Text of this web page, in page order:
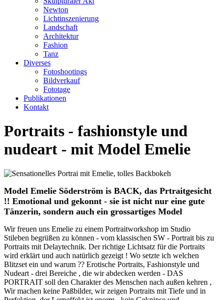
Newton
Lichtinszenierung
Landschaft
Architektur
Fashion
Tanz
Diverses
Fotoshootings
Bildverkauf
Fototage
Publikationen
Kontakt
Portraits - fashionstyle und
nudeart - mit Model Emelie
Model Emelie Söderström is BACK, das Prtraitgesicht
!! Emotional und gekonnt - sie ist nicht nur eine gute
Tänzerin, sondern auch ein grossartiges Model
Wir freuen uns Emelie zu einem Portraitworkshop im Studio
Stileben begrüßen zu können - vom klassischen SW - Portrait bis zu
Portraits mit Delaytechnik. Der richtige Lichtsatz für die Portraits
wird erklärt und auch natürlich gezeigt ! Wo setzte ich welchen
Blitzset ein und warum ?? Erotische Portraits, Fashionstyle und
Nudeart - drei Bereiche , die wir abdecken werden - DAS
PORTRAIT soll den Charakter des Menschen nach außen kehren ,
Wir machen keine Paßbilder, wir zeigen Portraits mit Tiefe und in